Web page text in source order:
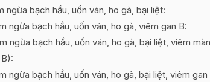
ngừa bạch hầu, uốn ván, ho gà, bại liệt:
ngừa bạch hầu, uốn ván, ho gà, viêm gan B:
ngừa bạch hầu, uốn ván, ho gà, bại liệt, viêm
ngừa bạch hầu, uốn ván, ho gà, bại liệt, viêm